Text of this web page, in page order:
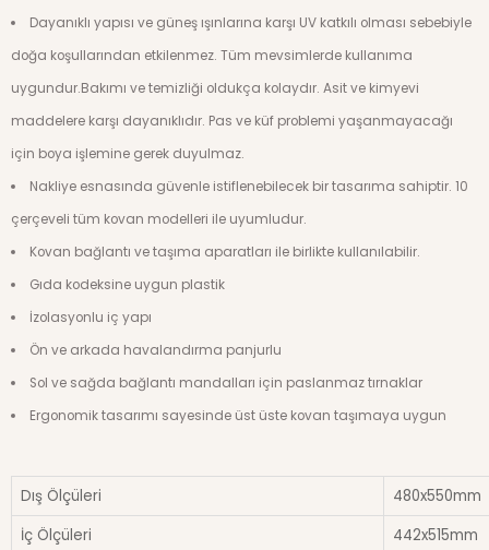
Dayanıklı yapısı ve güneş ışınlarına karşı UV katkılı olması sebebiyle
doğa koşullarından etkilenmez. Tüm mevsimlerde kullanıma
uygundur.Bakımı ve temizliği oldukça kolaydır. Asit ve kimyevi
maddelere karşı dayanıklıdır. Pas ve küf problemi yaşanmayacağı
için boya işlemine gerek duyulmaz.
Nakliye esnasında güvenle istiflenebilecek bir tasarıma sahiptir. 10
çerçeveli tüm kovan modelleri ile uyumludur.
Kovan bağlantı ve taşıma aparatları ile birlikte kullanılabilir.
Gıda kodeksine uygun plastik
İzolasyonlu iç yapı
Ön ve arkada havalandırma panjurlu
Sol ve sağda bağlantı mandalları için paslanmaz tırnaklar
Ergonomik tasarımı sayesinde üst üste kovan taşımaya uygun
Dış Ölçüleri
480x550mm
İç Ölçüleri
442x515mm